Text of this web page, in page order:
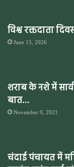
विश्व रक्तदाता
June 15, 2026
शराब के नशे में
बात…
November 9, 2021
चंदाई पंचायत में